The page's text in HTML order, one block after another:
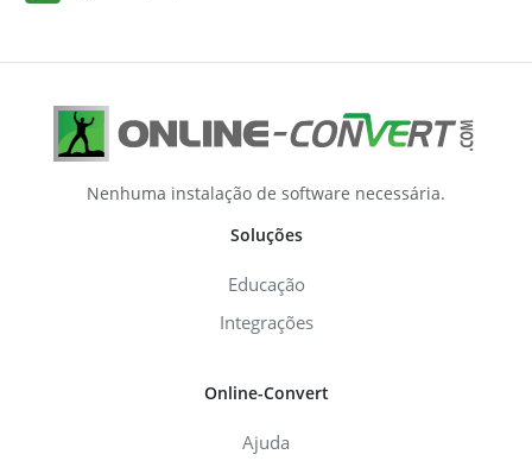
Nenhuma instalação de software necessária.
Soluções
Educação
Integrações
Online-Convert
Ajuda